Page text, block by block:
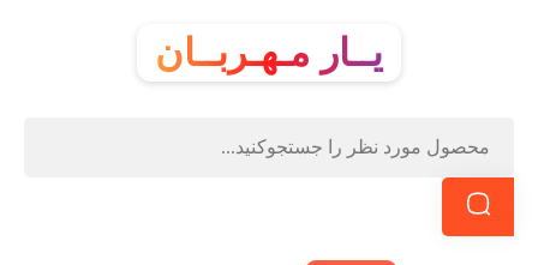
یــار مـهـربــان